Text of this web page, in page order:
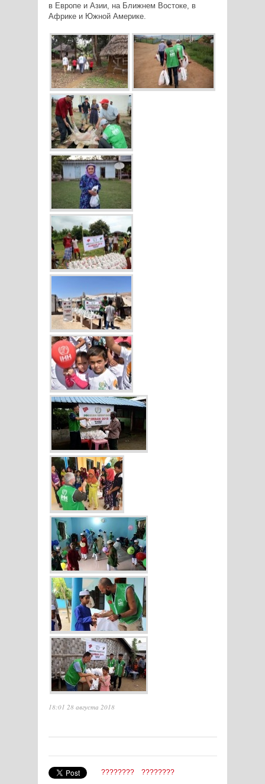
в Европе и Азии, на Ближнем Востоке, в
Африке и Южной Америке.
18:01 28 августа 2018
???????? ????????